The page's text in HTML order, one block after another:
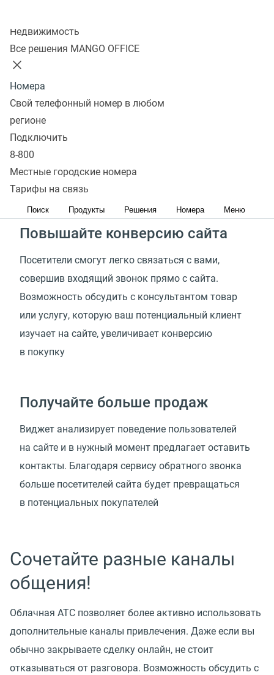
Недвижимость
Все решения MANGO OFFICE
Номера
Свой телефонный номер в любом
регионе
Подключить
8-800
Местные городские номера
Тарифы на связь
Поиск Продукты Решения Номера Меню
Установите виджет
Обратного звонка
Увеличьте количество звонков
Потенциальные клиенты могут уйти и выбрать
Сервис обратного звонка— отличная возможность
Повышайте конверсию сайта
Посетители смогут легко связаться с вами,
совершив входящий звонок прямо с сайта.
Возможность обсудить с консультантом товар
или услугу, которую ваш потенциальный клиент
изучает на сайте, увеличивает конверсию
в покупку
Получайте больше продаж
Виджет анализирует поведение пользователей
на сайте и в нужный момент предлагает оставить
контакты. Благодаря сервису обратного звонка
больше посетителей сайта будет превращаться
в потенциальных покупателей
Сочетайте разные каналы
общения!
Облачная АТС позволяет более активно использовать
дополнительные каналы привлечения. Даже если вы
обычно закрываете сделку онлайн, не стоит
отказываться от разговора. Возможность обсудить с